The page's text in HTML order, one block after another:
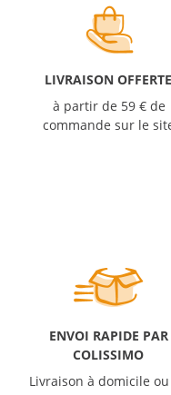
LIVRAISON OFFERTE
à partir de 59 € de
commande sur le
ENVOI RAPIDE PAR
COLISSIMO
Livraison à domicile